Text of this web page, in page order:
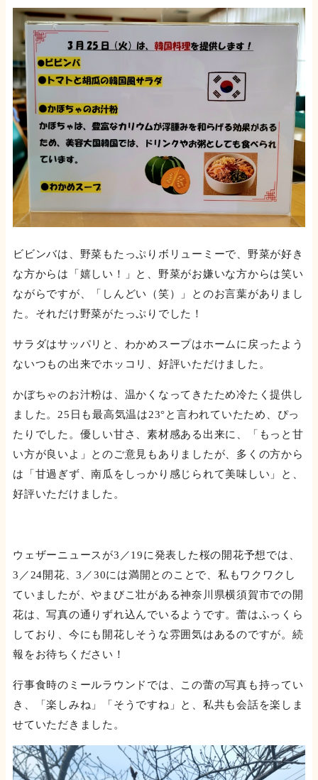
ビビンバは、野菜もたっぷりボリューミーで、野菜が好き
な方からは「嬉しい！」と、野菜がお嫌いな方からは笑い
ながらですが、「しんどい（笑）」とのお言葉がありまし
た。それだけ野菜がたっぷりでした！
サラダはサッパリと、わかめスープはホームに戻ったよう
ないつもの出来でホッコリ、好評いただけました。
かぼちゃのお汁粉は、温かくなってきたため冷たく提供し
ました。25日も最高気温は23°と言われていたため、ぴっ
たりでした。優しい甘さ、素材感ある出来に、「もっと甘
い方が良いよ」とのご意見もありましたが、多くの方から
は「甘過ぎず、南瓜をしっかり感じられて美味しい」と、
好評いただけました。
ウェザーニュースが3／19に発表した桜の開花予想では、
3／24開花、3／30には満開とのことで、私もワクワクし
ていましたが、やまびこ壮がある神奈川県横須賀市での開
花は、写真の通りずれ込んでいるようです。蕾はふっくら
しており、今にも開花しそうな雰囲気はあるのですが。続
報をお待ちください！
行事食時のミールラウンドでは、この蕾の写真も持ってい
き、「楽しみね」「そうですね」と、私共も会話を楽しま
せていただきました。